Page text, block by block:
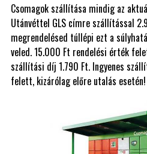
Csomagok szállítása mindig az
Utánvéttel GLS címre szállítással
megrendelésed túllépi ezt a
veled. 15.000 Ft rendelési érték
szállítási díj 1.790 Ft. Ingyenes
felett, kizárólag előre utalás esetén!